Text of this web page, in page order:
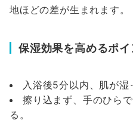
地ほどの差が生まれます。
保湿効果を高めるポイ
入浴後5分以内、肌が湿
擦り込まず、手のひら
る。